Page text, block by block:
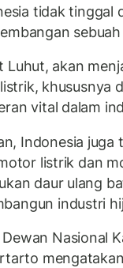
tidak tinggal
Luhut, akan
khususnya
vital dalam
Indonesia juga
listrik dan
daur ulang
industri
Nasional